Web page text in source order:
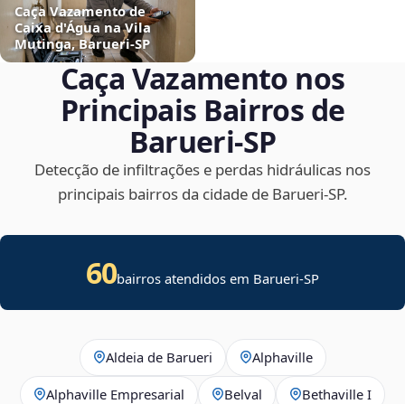
Caça Vazamento de
Caixa d'Água na Vila
Mutinga, Barueri‑SP
Caça Vazamento nos
Principais Bairros de
Barueri‑SP
Detecção de infiltrações e perdas hidráulicas nos
principais bairros da cidade de Barueri‑SP.
60bairros atendidos em Barueri-SP
Aldeia de Barueri Alphaville
Alphaville Empresarial Belval Bethaville I